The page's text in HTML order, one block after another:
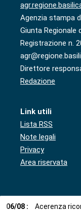
Agenzia stampa
Giunta Regionale
Registrazione n.
Direttore
Redazione
Link utili
Lista RSS
Note legali
Privacy
Area riservata
06/08 : Acerenza